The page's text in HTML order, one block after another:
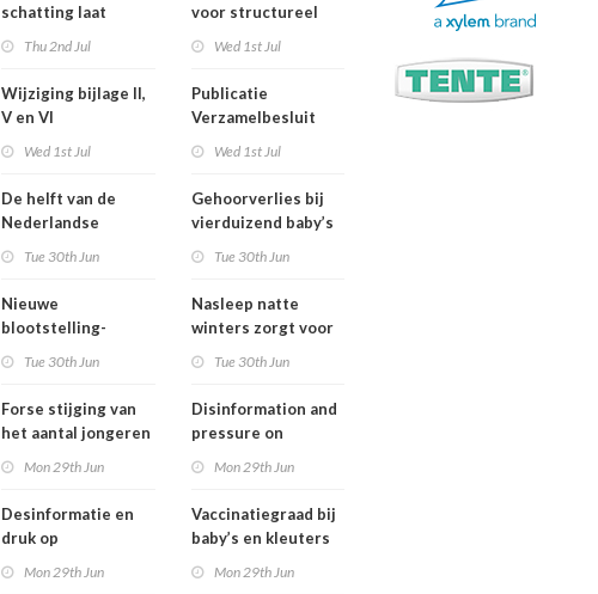
schatting laat
hittegolf in juni
Thu 2nd Jul
Wijziging bijlage II,
V en VI
Wed 1st Jul
De helft van de
Nederlandse
informatie over
gezondheid
Tue 30th Jun
Nieuwe
blootstelling-
Nederland
Tue 30th Jun
Forse stijging van
het aantal jongeren
dat elektrisch fietst
Mon 29th Jun
Desinformatie en
druk op
Mon 29th Jun
voor structureel
van Nederland
Wed 1st Jul
Publicatie
Verzamelbesluit
water 2026
Wed 1st Jul
Gehoorverlies bij
vierduizend baby’s
Tue 30th Jun
Nasleep natte
winters zorgt voor
derogatiebedrijven,
derogatie nog niet
zichtbaar
Tue 30th Jun
Disinformation and
pressure on
major international
threats to public
health in the
Netherlands
Mon 29th Jun
Vaccinatiegraad bij
baby’s en kleuters
Mon 29th Jun